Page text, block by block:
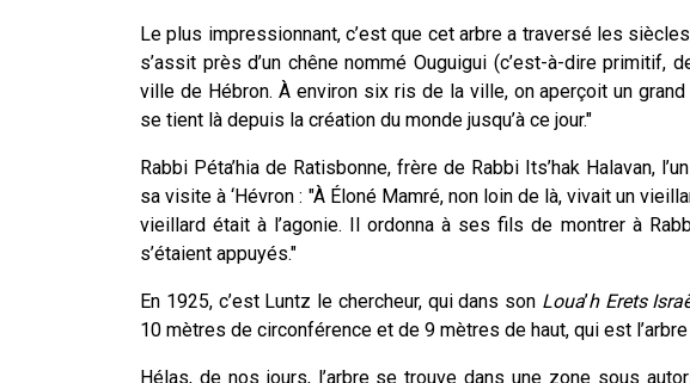
Le plus impressionnant, c’est que cet arbre a traversé les
s’assit près d’un chêne nommé Ouguigui (c’est-à-dire primitif,
ville de Hébron. À environ six ris de la ville, on aperçoit un
se tient là depuis la création du monde jusqu’à ce jour."
Rabbi Péta’hia de Ratisbonne, frère de Rabbi Its’hak Halavan,
sa visite à ‘Hévron : "À Éloné Mamré, non loin de là, vivait un
vieillard était à l’agonie. Il ordonna à ses fils de montrer à
s’étaient appuyés."
En 1925, c’est Luntz le chercheur, qui dans son Loua’h Erets
10 mètres de circonférence et de 9 mètres de haut, qui est
Hélas, de nos jours, l’arbre se trouve dans une zone sous